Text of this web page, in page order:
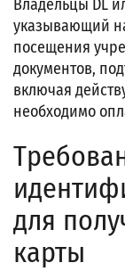
Владельцы DL
указывающий
посещения
документов,
включая
необходимо
для
карты